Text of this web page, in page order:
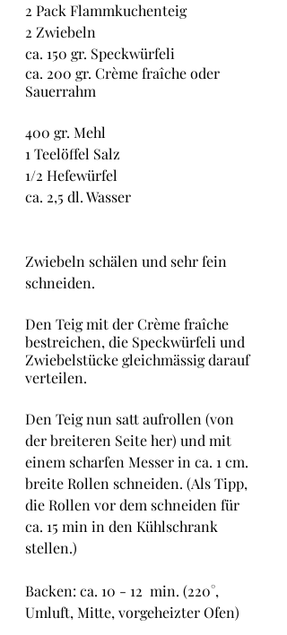
2 Pack Flammkuchenteig
2 Zwiebeln
ca. 150 gr. Speckwürfeli
ca. 200 gr. Crème fraîche oder
Sauerrahm
400 gr. Mehl
1 Teelöffel Salz
1/2 Hefewürfel
ca. 2,5 dl. Wasser
Zwiebeln schälen und sehr fein
schneiden.
Den Teig mit der Crème fraîche
bestreichen, die Speckwürfeli und
Zwiebelstücke gleichmässig darauf
verteilen.
Den Teig nun satt aufrollen (von
der breiteren Seite her) und mit
einem scharfen Messer in ca. 1 cm.
breite Rollen schneiden. (Als Tipp,
die Rollen vor dem schneiden für
ca. 15 min in den Kühlschrank
stellen.)
Backen: ca. 10 - 12  min. (220°,
Umluft, Mitte, vorgeheizter Ofen)